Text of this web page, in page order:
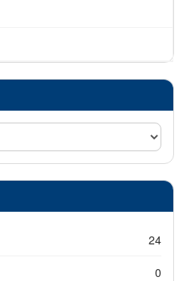
24
0